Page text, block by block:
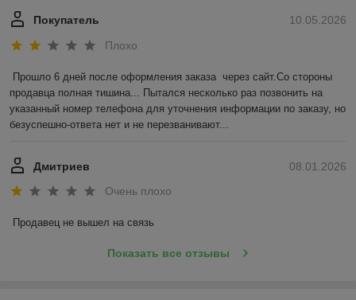
10.05.2026
Покупатель
Плохо
Прошло 6 дней после оформления заказа  через сайт.Со стороны
продавца полная тишина... Пытался несколько раз позвонить на
указанный номер телефона для уточнения информации по заказу, но
безуспешно-ответа нет и не перезванивают...
08.01.2026
Дмитриев
Очень плохо
Продавец не вышел на связь
Показать все отзывы